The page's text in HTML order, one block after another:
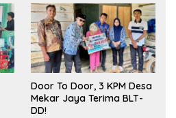
Door To Door, 3 KPM Desa
Mekar Jaya Terima BLT-
DD!